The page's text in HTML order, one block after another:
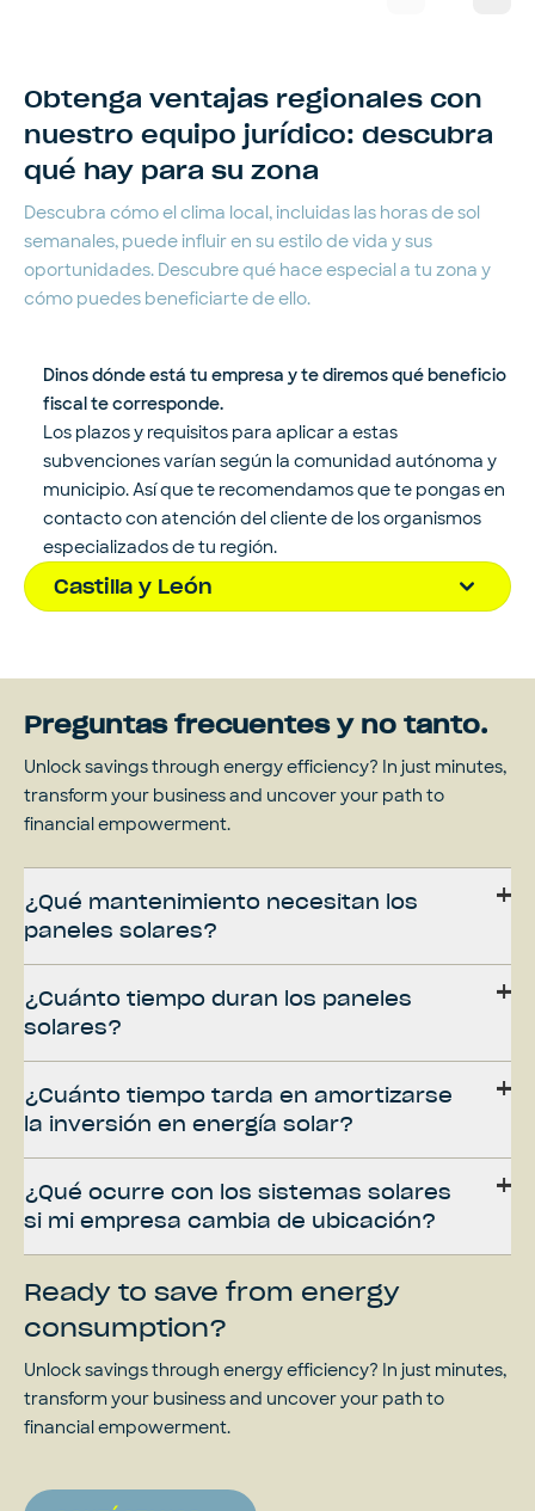
Obtenga ventajas regionales con
nuestro equipo jurídico: descubra
qué hay para su zona
Descubra cómo el clima local, incluidas las horas de sol
semanales, puede influir en su estilo de vida y sus
oportunidades. Descubre qué hace especial a tu zona y
cómo puedes beneficiarte de ello.
Dinos dónde está tu empresa y te diremos qué beneficio
fiscal te corresponde.
Los plazos y requisitos para aplicar a estas
subvenciones varían según la comunidad autónoma y
municipio. Así que te recomendamos que te pongas en
contacto con atención del cliente de los organismos
especializados de tu región.
Castilla y León
Preguntas frecuentes y no tanto.
Unlock savings through energy efficiency? In just minutes,
transform your business and uncover your path to
financial empowerment.
¿Qué mantenimiento necesitan los
paneles solares?
¿Cuánto tiempo duran los paneles
solares?
¿Cuánto tiempo tarda en amortizarse
la inversión en energía solar?
¿Qué ocurre con los sistemas solares
si mi empresa cambia de ubicación?
Ready to save from energy
consumption?
Unlock savings through energy efficiency? In just minutes,
transform your business and uncover your path to
financial empowerment.